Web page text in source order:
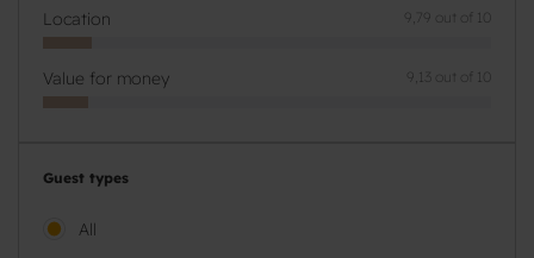
Location 9,79 out of 10
Value for money 9,13 out of 10
Guest types
All